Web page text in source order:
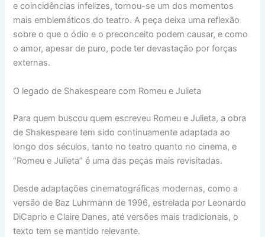
e coincidências infelizes, tornou-se um dos momentos
mais emblemáticos do teatro. A peça deixa uma reflexão
sobre o que o ódio e o preconceito podem causar, e como
o amor, apesar de puro, pode ter devastação por forças
externas.
O legado de Shakespeare com Romeu e Julieta
Para quem buscou quem escreveu Romeu e Julieta, a obra
de Shakespeare tem sido continuamente adaptada ao
longo dos séculos, tanto no teatro quanto no cinema, e
“Romeu e Julieta” é uma das peças mais revisitadas.
Desde adaptações cinematográficas modernas, como a
versão de Baz Luhrmann de 1996, estrelada por Leonardo
DiCaprio e Claire Danes, até versões mais tradicionais, o
texto tem se mantido relevante.